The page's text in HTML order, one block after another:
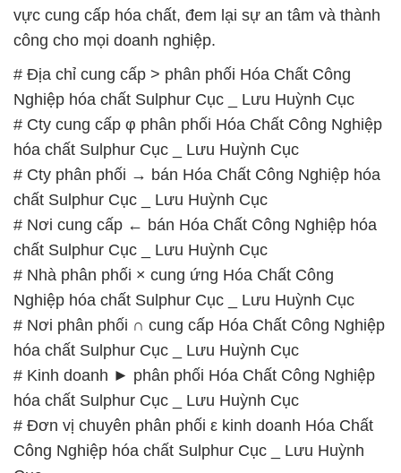
vực cung cấp hóa chất, đem lại sự an tâm và thành
công cho mọi doanh nghiệp.
# Địa chỉ cung cấp > phân phối Hóa Chất Công
Nghiệp hóa chất Sulphur Cục _ Lưu Huỳnh Cục
# Cty cung cấp φ phân phối Hóa Chất Công Nghiệp
hóa chất Sulphur Cục _ Lưu Huỳnh Cục
# Cty phân phối → bán Hóa Chất Công Nghiệp hóa
chất Sulphur Cục _ Lưu Huỳnh Cục
# Nơi cung cấp ← bán Hóa Chất Công Nghiệp hóa
chất Sulphur Cục _ Lưu Huỳnh Cục
# Nhà phân phối × cung ứng Hóa Chất Công
Nghiệp hóa chất Sulphur Cục _ Lưu Huỳnh Cục
# Nơi phân phối ∩ cung cấp Hóa Chất Công Nghiệp
hóa chất Sulphur Cục _ Lưu Huỳnh Cục
# Kinh doanh ► phân phối Hóa Chất Công Nghiệp
hóa chất Sulphur Cục _ Lưu Huỳnh Cục
# Đơn vị chuyên phân phối ε kinh doanh Hóa Chất
Công Nghiệp hóa chất Sulphur Cục _ Lưu Huỳnh